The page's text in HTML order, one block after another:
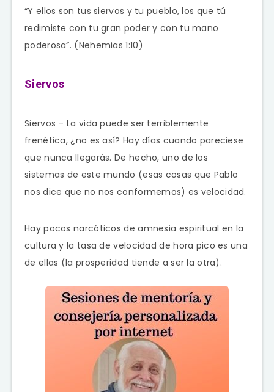
“Y ellos son tus siervos y tu pueblo, los que tú
redimiste con tu gran poder y con tu mano
poderosa”. (Nehemias 1:10)
Siervos
Siervos – La vida puede ser terriblemente
frenética, ¿no es así? Hay días cuando pareciese
que nunca llegarás. De hecho, uno de los
sistemas de este mundo (esas cosas que Pablo
nos dice que no nos conformemos) es velocidad.
Hay pocos narcóticos de amnesia espiritual en la
cultura y la tasa de velocidad de hora pico es una
de ellas (la prosperidad tiende a ser la otra).